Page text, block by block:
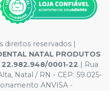
direitos reservados |
NATAL PRODUTOS
22.982.948/0001-22 | Rua
Natal / RN - CEP: 59.025-
ANVISA -